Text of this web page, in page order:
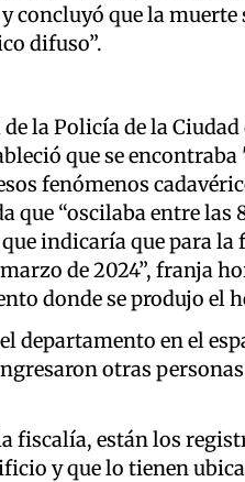
concluyó que la muerte
difuso”.
la Policía de la
que se
fenómenos
“oscilaba entre las
indicaría que para
de 2024”, franja
donde se produjo el
departamento en el
otras
fiscalía, están los
y que lo tienen